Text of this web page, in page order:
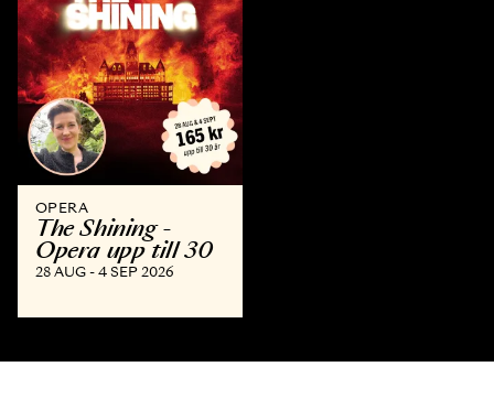
OPERA
The Shining -
Opera upp till 30
28 AUG - 4 SEP 2026